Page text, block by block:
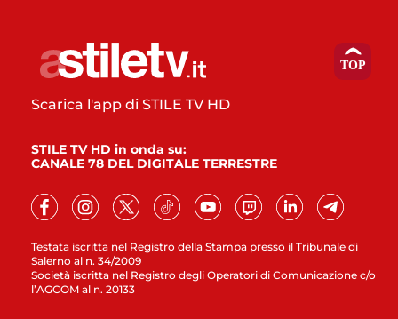
Testata iscritta nel Registro della Stampa presso il Tribunale di
Salerno al n. 34/2009
Società iscritta nel Registro degli Operatori di Comunicazione c/o
l’AGCOM al n. 20133
Scarica l'app di STILE TV HD
STILE TV HD in onda su:
CANALE 78 DEL DIGITALE TERRESTRE